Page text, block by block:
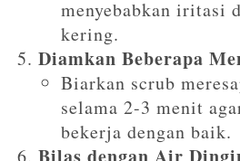
menyebabkan iritasi
kering.
Diamkan Beberapa
Biarkan scrub
selama 2-3 menit
bekerja dengan baik.